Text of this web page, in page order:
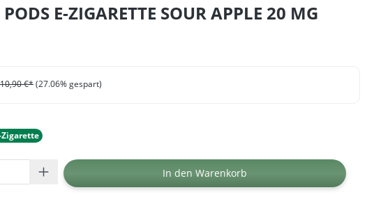
E-ZIGARETTE SOUR APPLE 20 MG
10,90 €*(27.06% gespart)
Zigarette
Gib den gewünschten Wert ein oder
In den Warenkorb